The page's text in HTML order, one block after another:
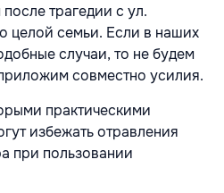
трагедии с ул.
целой семьи. Если в наших
случаи, то не будем
совместно усилия.
практическими
избежать отравления
при пользовании